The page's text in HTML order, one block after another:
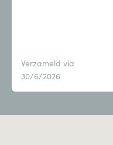
Verzameld via
30/6/2026